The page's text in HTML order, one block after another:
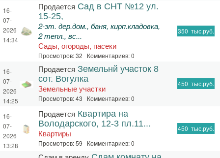
16-
07-
2026
14:34
Продается Сад в СНТ №12 ул.
15-25,
2-эт. дер.дом., баня, кирп.кладовка,
2 тепл., вс...
Сады, огороды, пасеки
Просмотров: 32 Комментариев: 0
350 тыс.руб.
16-
07-
2026
14:25
Продается Земельнй участок 8
сот. Вогулка
Земельные участки
Просмотров: 43 Комментариев: 0
450 тыс.руб.
16-
07-
2026
13:28
Продается Квартира на
Володарского, 12-3 пл.11...
Квартиры
Просмотров: 59 Комментариев: 0
450 тыс.руб.